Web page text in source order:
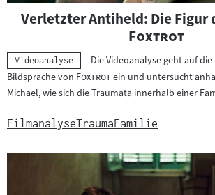
Visuelle
Inhalte
Verletzter Antiheld: Die Figur
Foxtrot"
Kategorie:
Videoanalyse
Die Videoanalyse geht auf
Bildsprache von "Foxtrot"ein und untersucht
Michael, wie sich die Traumata innerhalb einer
FilmanalyseTraumaFamilie